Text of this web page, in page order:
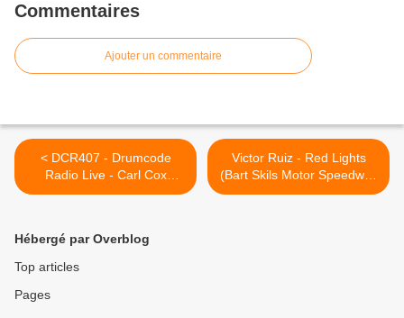
Commentaires
Ajouter un commentaire
< DCR407 - Drumcode
Radio Live - Carl Cox
Junction 2 special by
Victor Ruiz - Red Lights
(Bart Skils Motor Speedway
Rework) >
Hébergé par Overblog
Top articles
Pages